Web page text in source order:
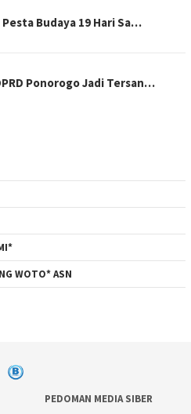
Budaya 19 Hari Sa…
Ponorogo Jadi Tersan…
WOTO* ASN
PEDOMAN MEDIA SIBER